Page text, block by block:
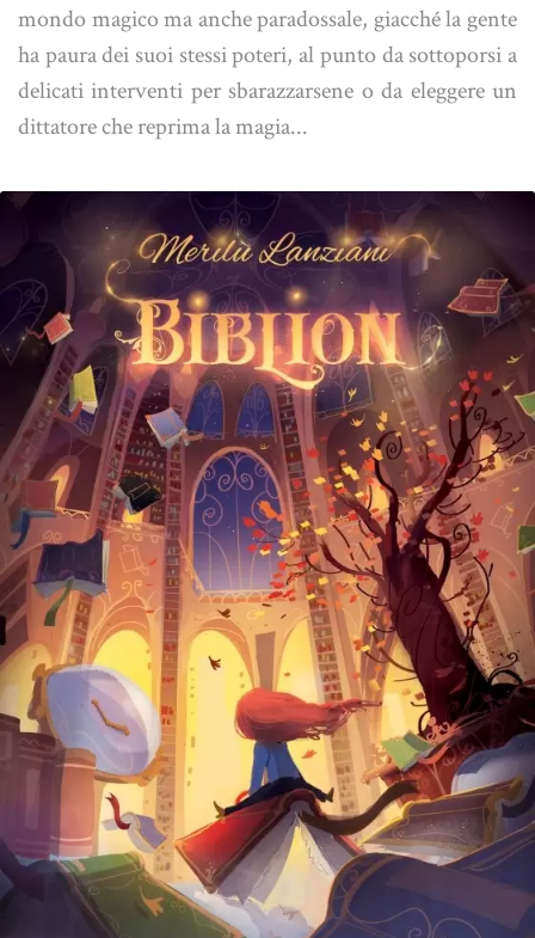
mondo magico ma anche paradossale, giacché la gente
ha paura dei suoi stessi poteri, al punto da sottoporsi a
delicati interventi per sbarazzarsene o da eleggere un
dittatore che reprima la magia...